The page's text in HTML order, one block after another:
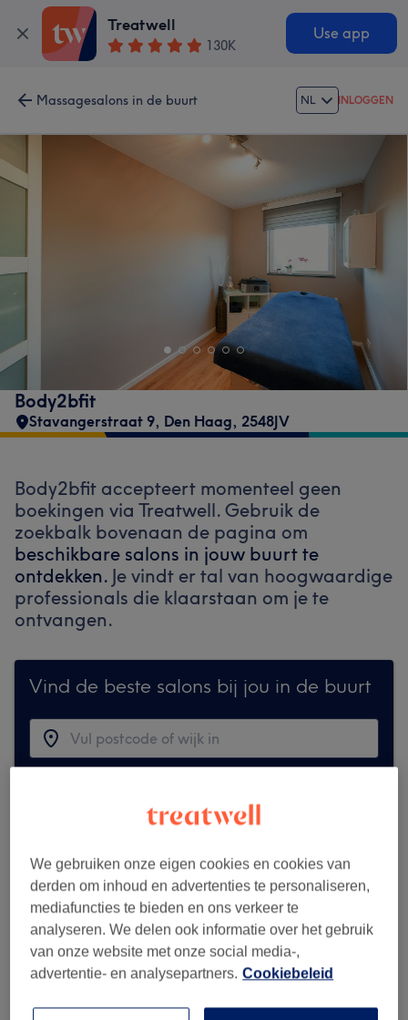
Treatwell
130K
Use app
Massagesalons in de buurt NL INLOGGEN
Body2bfit
Stavangerstraat 9, Den Haag, 2548JV
Body2bfit accepteert momenteel geen
boekingen via Treatwell. Gebruik de
zoekbalk bovenaan de pagina om
beschikbare salons in jouw buurt te
ontdekken. Je vindt er tal van hoogwaardige
professionals die klaarstaan om je te
ontvangen.
Vind de beste salons bij jou in de buurt
We gebruiken onze eigen cookies en cookies van
derden om inhoud en advertenties te personaliseren,
mediafuncties te bieden en ons verkeer te
analyseren. We delen ook informatie over het gebruik
van onze website met onze social media-,
advertentie- en analysepartners. Cookiebeleid